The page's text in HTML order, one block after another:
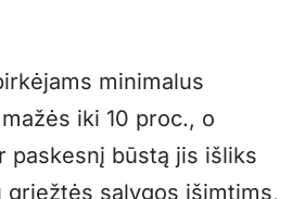
minimalus
iki 10 proc., o
paskesnį būstą jis išliks
griežtės sąlygos išimtims,